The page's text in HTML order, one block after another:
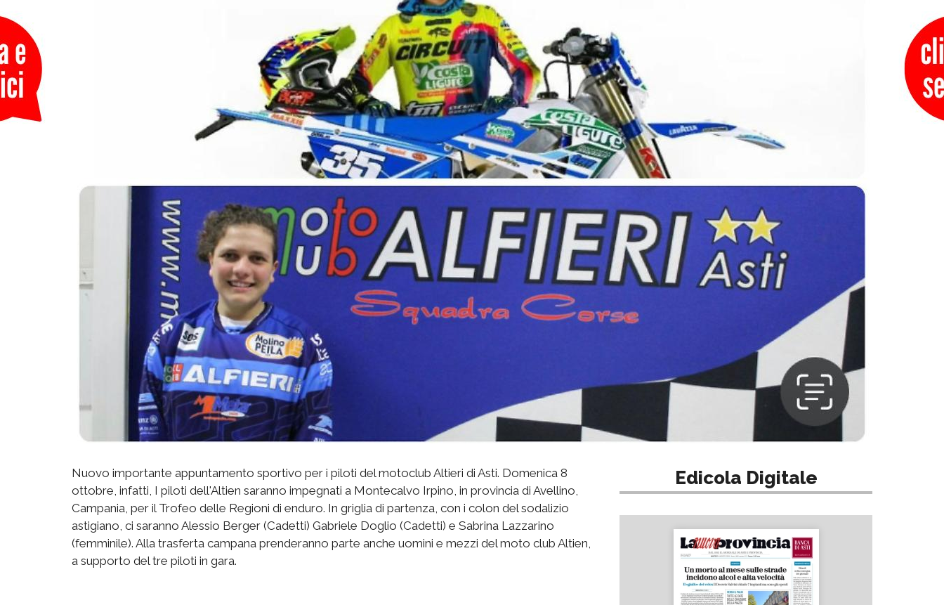
Nuovo importante appuntamento sportivo per i piloti del motoclub Altieri di Asti. Domenica 8
ottobre, infatti, I piloti dell'Altien saranno impegnati a Montecalvo Irpino, in provincia di Avellino,
Campania, per il Trofeo delle Regioni di enduro. In griglia di partenza, con i colon del sodalizio
astigiano, ci saranno Alessio Berger (Cadetti) Gabriele Doglio (Cadetti) e Sabrina Lazzarino
(femminile). Alla trasferta campana prenderanno parte anche uomini e mezzi del moto club Altien,
a supporto del tre piloti in gara.
Edicola Digitale